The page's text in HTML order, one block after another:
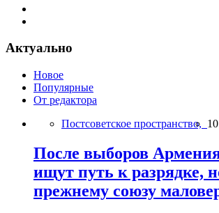
Актуально
Новое
Популярные
От редактора
Постсоветское пространство,
После выборов
ищут путь к разрядке,
прежнему союзу